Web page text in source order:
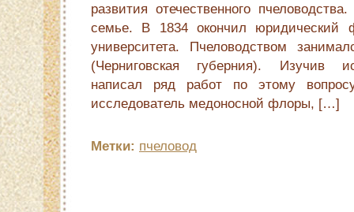
развития отечественного
семье. В 1834 окончил юридический
университета. Пчеловодством
(Черниговская губерния). Изучив
написал ряд работ по этому
исследователь медоносной флоры, […]
Метки: пчеловод